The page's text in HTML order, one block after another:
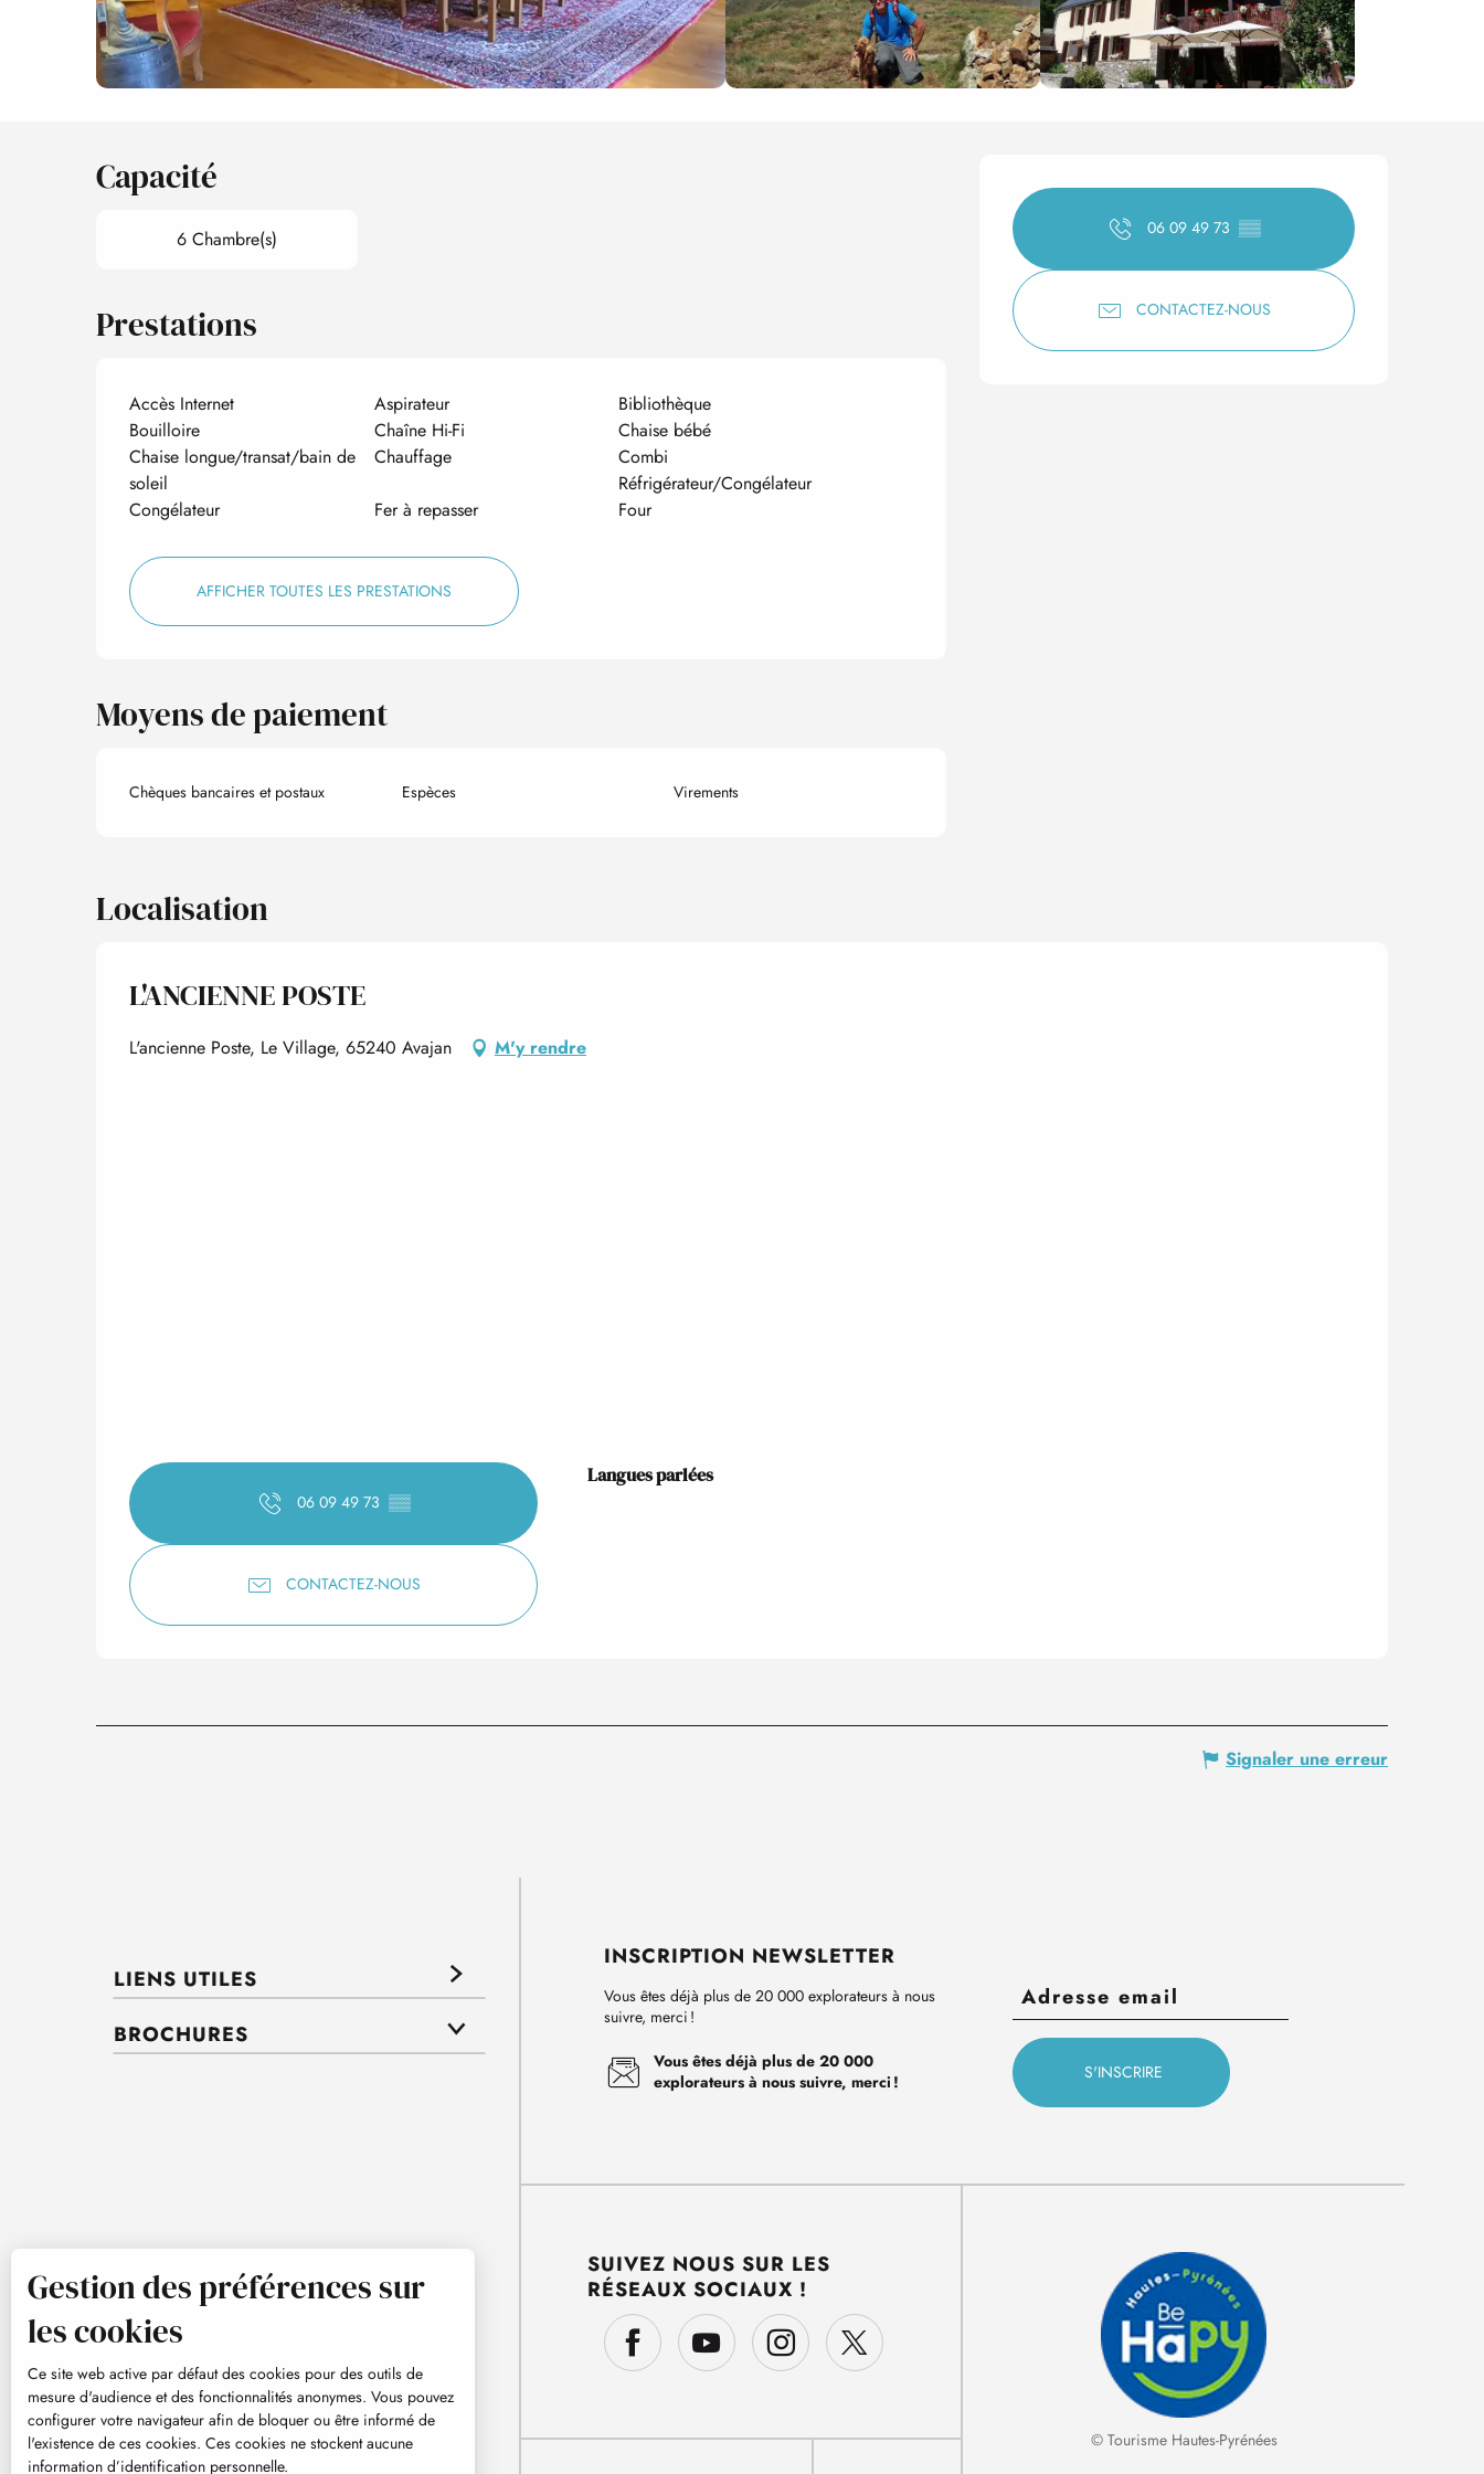
Ouverture et
06 09 49 73 ▒▒
CONTACTEZ-NOUS
Capacité
6 Chambre(s)
Prestations
Accès Internet Aspirateur
Bibliothèque
Bouilloire
Chaîne Hi-Fi
Chaise bébé
Chaise longue/transat/bain de
soleil
Chauffage
Combi
Réfrigérateur/Congélateur
Congélateur
Fer à repasser Four
AFFICHER TOUTES LES PRESTATIONS
Moyens de paiement
Chèques bancaires et postaux Espèces Virements
Localisation
L'ANCIENNE POSTE
L'ancienne Poste, Le Village, 65240 Avajan M'y rendre
06 09 49 73 ▒▒
CONTACTEZ-NOUS
Langues parlées
Langues parlées
Signaler une erreur
LIENS UTILES
BROCHURES
INSCRIPTION NEWSLETTER
Vous êtes déjà plus de 20 000 explorateurs à nous
suivre, merci !
Vous êtes déjà plus de 20 000
explorateurs à nous suivre, merci !
SUIVEZ NOUS SUR LES
RÉSEAUX SOCIAUX !
© Tourisme Hautes-Pyrénées
Gestion des préférences sur
les cookies
Ce site web active par défaut des cookies pour des outils de
mesure d'audience et des fonctionnalités anonymes. Vous pouvez
configurer votre navigateur afin de bloquer ou être informé de
l'existence de ces cookies. Ces cookies ne stockent aucune
information d’identification personnelle.